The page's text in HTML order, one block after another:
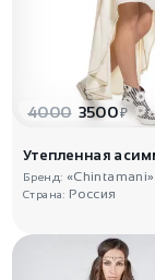
4000 3500₽
Бренд: «Chintamani»
Страна: Россия